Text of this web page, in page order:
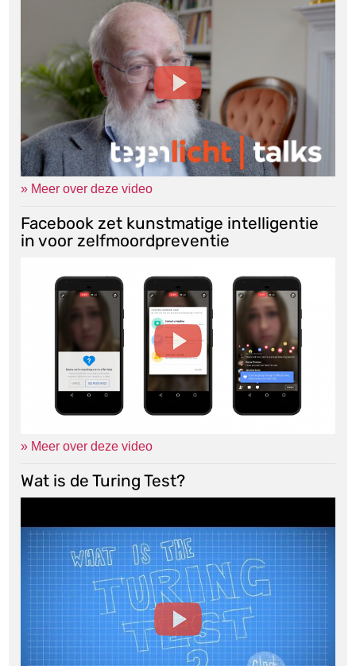
» Meer over deze video
Facebook zet kunstmatige intelligentie
in voor zelfmoordpreventie
» Meer over deze video
Wat is de Turing Test?